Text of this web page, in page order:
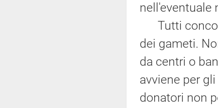
nell'eventuale
Tutti
dei gameti.
da centri o
avviene per
donatori non